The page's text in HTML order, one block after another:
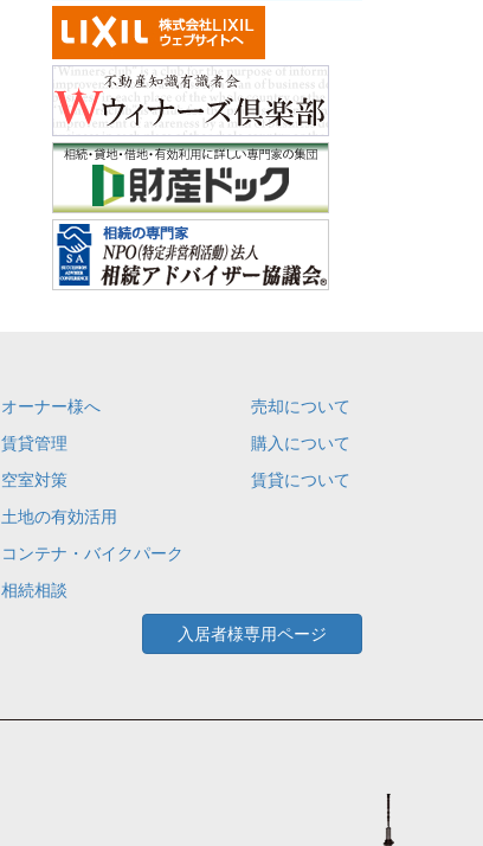
オーナー様へ
賃貸管理
空室対策
土地の有効活用
コンテナ・バイクパーク
相続相談
売却について
購入について
賃貸について
入居者様専用ページ